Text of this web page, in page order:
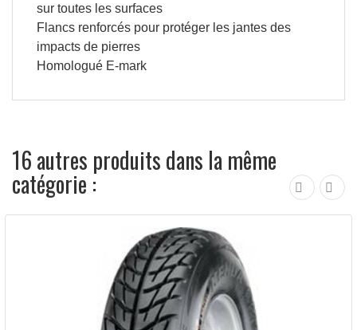
sur toutes les surfaces
Flancs renforcés pour protéger les jantes des
impacts de pierres
Homologué E-mark
16 autres produits dans la même
catégorie :